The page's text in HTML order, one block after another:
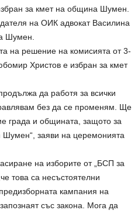
за кмет на община Шумен.
на ОИК адвокат Василина
Шумен.
на решение на комисията от 3-
Христов е избран за кмет
да работя за всички
без да се променям. Ще
града и общината, защото за
заяви на церемонията
на изборите от „БСП за
това са несъстоятелни
кампания на
със закона. Мога да